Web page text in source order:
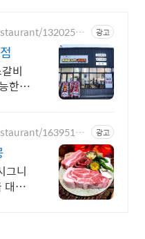
13202536 광고
비
한
16395160 광고
그니
대접